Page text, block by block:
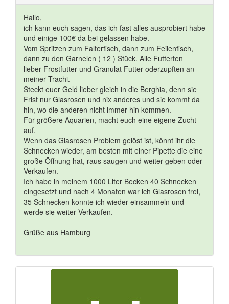
Hallo,
ich kann euch sagen, das ich fast alles ausprobiert habe
und einige 100€ da bei gelassen habe.
Vom Spritzen zum Falterfisch, dann zum Feilenfisch,
dann zu den Garnelen ( 12 ) Stück. Alle Futterten
lieber Frostfutter und Granulat Futter oderzupften an
meiner Trachi.
Steckt euer Geld lieber gleich in die Berghia, denn sie
Frist nur Glasrosen und nix anderes und sie kommt da
hin, wo die anderen nicht immer hin kommen.
Für größere Aquarien, macht euch eine eigene Zucht
auf.
Wenn das Glasrosen Problem gelöst ist, könnt ihr die
Schnecken wieder, am besten mit einer Pipette die eine
große Öffnung hat, raus saugen und weiter geben oder
Verkaufen.
Ich habe in meinem 1000 Liter Becken 40 Schnecken
eingesetzt und nach 4 Monaten war ich Glasrosen frei,
35 Schnecken konnte ich wieder einsammeln und
werde sie weiter Verkaufen.
Grüße aus Hamburg